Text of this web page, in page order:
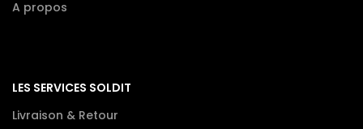
A propos
LES SERVICES SOLDIT
Livraison & Retour